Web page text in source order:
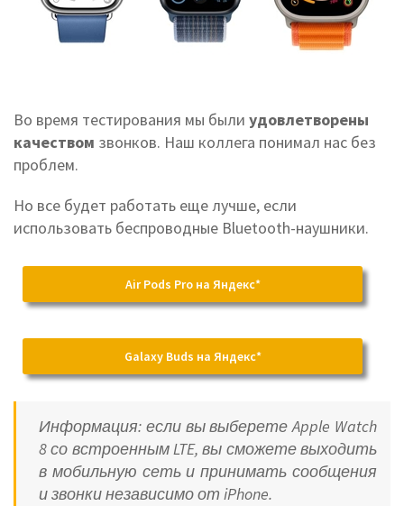
Во время тестирования мы были удовлетворены
качеством звонков. Наш коллега понимал нас без
проблем.
Но все будет работать еще лучше, если
использовать беспроводные Bluetooth-наушники.
Air Pods Pro на Яндекс*
Galaxy Buds на Яндекс*
Информация: если вы выберете Apple Watch
8 со встроенным LTE, вы сможете выходить
в мобильную сеть и принимать сообщения
и звонки независимо от iPhone.